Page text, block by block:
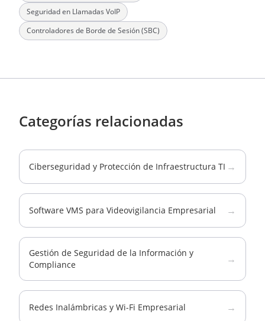
Seguridad en Llamadas VoIP
Controladores de Borde de Sesión (SBC)
Categorías relacionadas
Ciberseguridad y Protección de Infraestructura TI →
Software VMS para Videovigilancia Empresarial →
Gestión de Seguridad de la Información y
Compliance
→
Redes Inalámbricas y Wi-Fi Empresarial →